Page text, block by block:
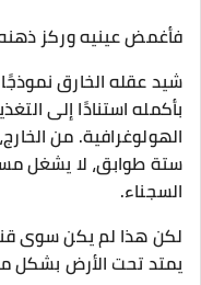
فأغمض عينيه وركز
شيد عقله الخارق
بأكمله استنادًا إلى
الهولوغرافية. من
ستة طوابق، لا يشغل
السجناء.
لكن هذا لم يكن سوى
يمتد تحت الأرض بشكل